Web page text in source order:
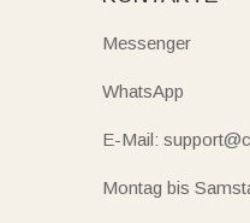
Messenger
WhatsApp
E-Mail:
Montag bis